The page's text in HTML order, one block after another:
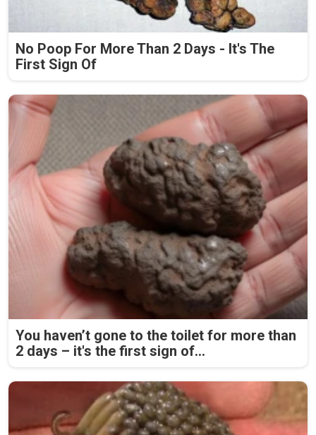
No Poop For More Than 2 Days - It's The
First Sign Of
You haven’t gone to the toilet for more than
2 days – it's the first sign of...